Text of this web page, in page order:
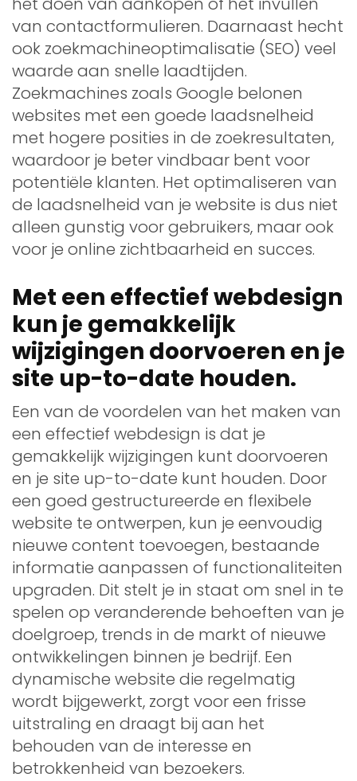
van contactformulieren. Daarnaast hecht
ook zoekmachineoptimalisatie (SEO) veel
waarde aan snelle laadtijden.
Zoekmachines zoals Google belonen
websites met een goede laadsnelheid
met hogere posities in de zoekresultaten,
waardoor je beter vindbaar bent voor
potentiële klanten. Het optimaliseren van
de laadsnelheid van je website is dus niet
alleen gunstig voor gebruikers, maar ook
voor je online zichtbaarheid en succes.
Met een effectief webdesign
kun je gemakkelijk
wijzigingen doorvoeren en je
site up-to-date houden.
Een van de voordelen van het maken van
een effectief webdesign is dat je
gemakkelijk wijzigingen kunt doorvoeren
en je site up-to-date kunt houden. Door
een goed gestructureerde en flexibele
website te ontwerpen, kun je eenvoudig
nieuwe content toevoegen, bestaande
informatie aanpassen of functionaliteiten
upgraden. Dit stelt je in staat om snel in te
spelen op veranderende behoeften van je
doelgroep, trends in de markt of nieuwe
ontwikkelingen binnen je bedrijf. Een
dynamische website die regelmatig
wordt bijgewerkt, zorgt voor een frisse
uitstraling en draagt bij aan het
behouden van de interesse en
betrokkenheid van bezoekers.